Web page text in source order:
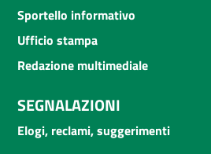
Sportello informativo
Ufficio stampa
Redazione multimediale
SEGNALAZIONI
Elogi, reclami, suggerimenti